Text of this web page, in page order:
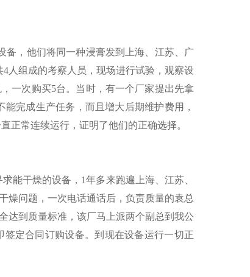
，他们将同一种浸膏发到上海、江苏、广
人组成的考察人员，现场进行试验，观察设
一次购买5台。当时，有一个厂家提出先拿
完成生产任务，而且增大后期维护费用，
正常连续运行，证明了他们的正确选择。
能干燥的设备，1年多来跑遍上海、江苏、
燥问题，一次电话通话后，负责质量的袁总
达到质量标准，该厂马上派两个副总到我公
定合同订购设备。到现在设备运行一切正